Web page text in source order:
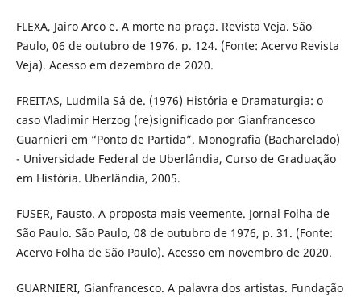
FLEXA, Jairo Arco e. A morte na praça. Revista Veja. São
Paulo, 06 de outubro de 1976. p. 124. (Fonte: Acervo Revista
Veja). Acesso em dezembro de 2020.
FREITAS, Ludmila Sá de. (1976) História e Dramaturgia: o
caso Vladimir Herzog (re)significado por Gianfrancesco
Guarnieri em “Ponto de Partida”. Monografia (Bacharelado)
- Universidade Federal de Uberlândia, Curso de Graduação
em História. Uberlândia, 2005.
FUSER, Fausto. A proposta mais veemente. Jornal Folha de
São Paulo. São Paulo, 08 de outubro de 1976, p. 31. (Fonte:
Acervo Folha de São Paulo). Acesso em novembro de 2020.
GUARNIERI, Gianfrancesco. A palavra dos artistas. Fundação